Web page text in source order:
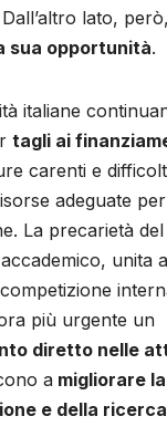
lato, però,
sua opportunità.
italiane
tagli ai
carenti e
adeguate
La precarietà del
unita
più urgente un
diretto nelle
a migliorare
e della